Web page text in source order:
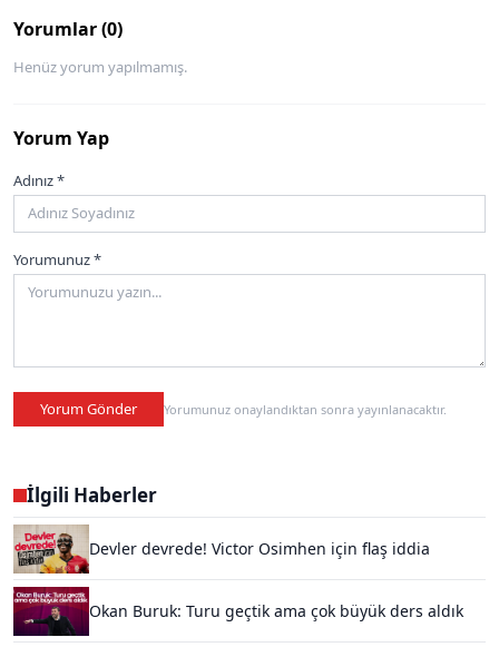
Yorumlar (0)
Henüz yorum yapılmamış.
Yorum Yap
Adınız *
Yorumunuz *
Yorum Gönder Yorumunuz onaylandıktan sonra yayınlanacaktır.
İlgili Haberler
Devler devrede! Victor Osimhen için flaş iddia
Okan Buruk: Turu geçtik ama çok büyük ders aldık